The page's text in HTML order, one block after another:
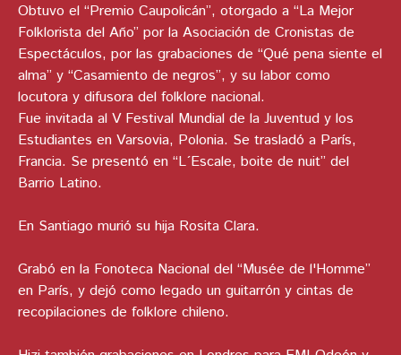
Obtuvo el “Premio Caupolicán”, otorgado a “La Mejor
Folklorista del Año” por la Asociación de Cronistas de
Espectáculos, por las grabaciones de “Qué pena siente el
alma” y “Casamiento de negros”, y su labor como
locutora y difusora del folklore nacional.
Fue invitada al V Festival Mundial de la Juventud y los
Estudiantes en Varsovia, Polonia. Se trasladó a París,
Francia. Se presentó en “L´Escale, boite de nuit” del
Barrio Latino.
En Santiago murió su hija Rosita Clara.
Grabó en la Fonoteca Nacional del “Musée de l'Homme”
en París, y dejó como legado un guitarrón y cintas de
recopilaciones de folklore chileno.